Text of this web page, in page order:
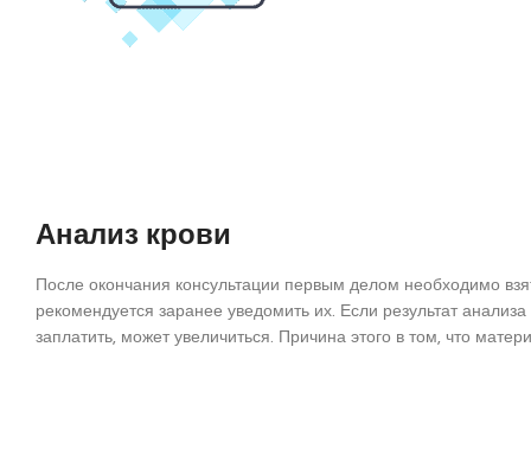
Анализ крови
После окончания консультации первым делом необходимо
рекомендуется заранее уведомить их. Если результат
заплатить, может увеличиться. Причина этого в том, что